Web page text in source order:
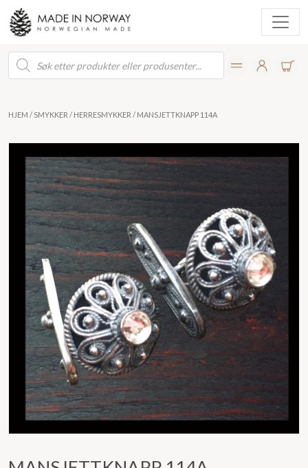
Products
search
HJEM / SMYKKER / HERRESMYKKER / MANSJETTKNAPP 114A